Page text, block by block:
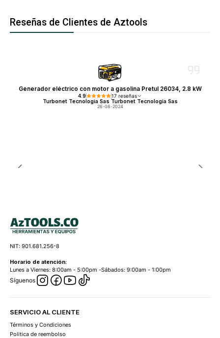
Reseñas de Clientes de Aztools
Generador eléctrico con motor a gasolina Pretul 26034, 2.8 kW
4.9 17 reseñas
Turbonet Tecnologia Sas Turbonet Tecnologia Sas
26-08-2024
NIT: 901.681.256-8
Horario de atención:
Lunes a Viernes: 8:00am - 5:00pm -Sábados: 9:00am - 1:00pm
Síguenos
SERVICIO AL CLIENTE
Términos y Condiciones
Politica de reembolso